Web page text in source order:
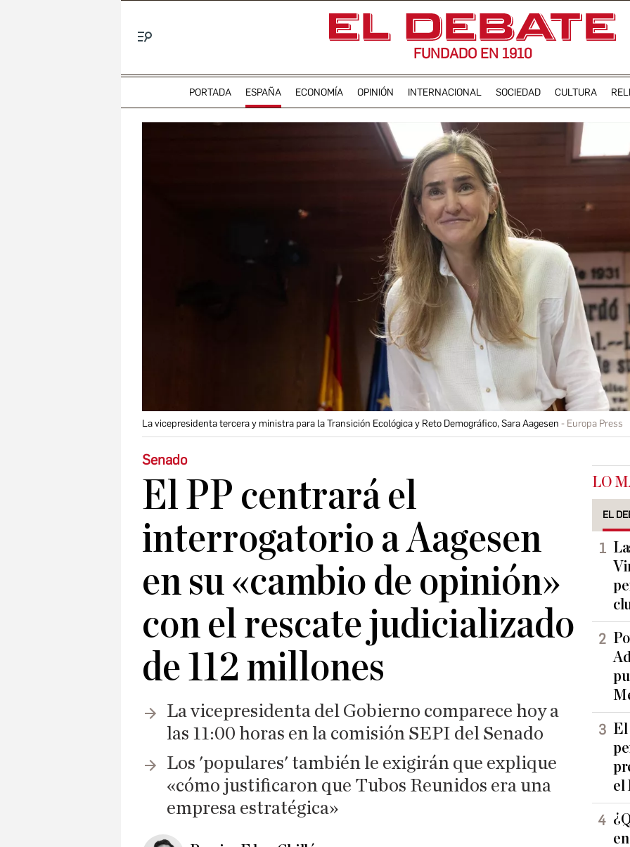
FUNDADO EN 1910
PORTADA ESPAÑA ECONOMÍA OPINIÓN INTERNACIONAL SOCIEDAD CULTURA
La vicepresidenta tercera y ministra para la Transición Ecológica y Reto Demográfico, Sara Aagesen Europa Press
Senado
El PP centrará el
interrogatorio a Aagesen
en su «cambio de opinión»
con el rescate judicializado
de 112 millones
La vicepresidenta del Gobierno comparece hoy a
las 11:00 horas en la comisión SEPI del Senado
Los 'populares' también le exigirán que explique
«cómo justificaron que Tubos Reunidos era una
empresa estratégica»
LO
EL
El
el